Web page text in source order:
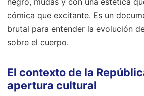
cómica que excitante. Es un
brutal para entender la evolución
sobre el cuerpo.
El contexto de la
apertura cultural